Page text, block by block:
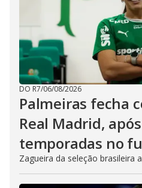
DO R7/06/08/2026
Palmeiras fecha
Real Madrid,
temporadas no
Zagueira da seleção brasileira